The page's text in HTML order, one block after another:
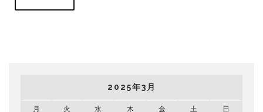
2025年3月
月 火 水 木 金 土 日